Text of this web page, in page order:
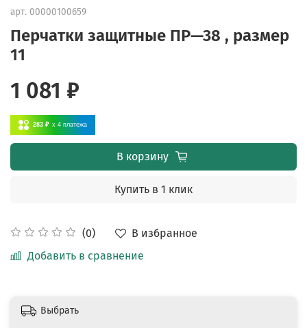
арт. 00000100659
Перчатки защитные ПР—38 , размер
11
(0)
В избранное
Добавить в сравнение
1 081 ₽
283 ₽ x 4 платежа
В корзину
Купить в 1 клик
Выбрать